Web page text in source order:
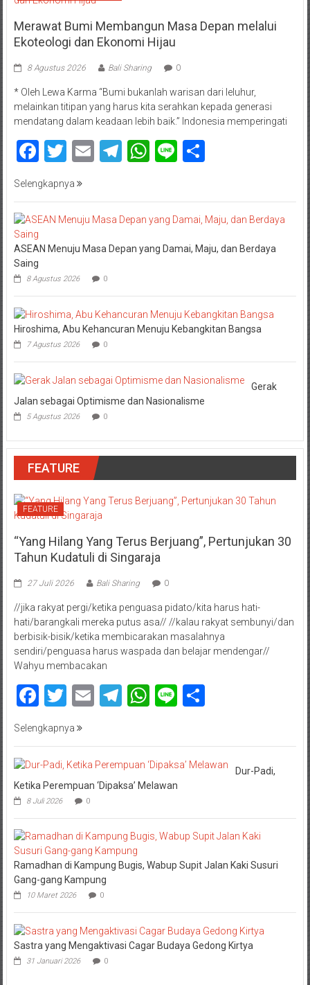
Merawat Bumi Membangun Masa Depan melalui
Ekoteologi dan Ekonomi Hijau
8 Agustus 2026 Bali Sharing 0
* Oleh Lewa Karma “Bumi bukanlah warisan dari leluhur,
melainkan titipan yang harus kita serahkan kepada generasi
mendatang dalam keadaan lebih baik.” Indonesia memperingati
Facebook
Twitter
EmailTelegram
WhatsApp
Line
Selengkapnya
ASEAN Menuju Masa Depan yang Damai, Maju, dan Berdaya
Saing
8 Agustus 2026 0
Hiroshima, Abu Kehancuran Menuju Kebangkitan Bangsa
7 Agustus 2026 0
Gerak
Jalan sebagai Optimisme dan Nasionalisme
5 Agustus 2026 0
FEATURE
FEATURE
“Yang Hilang Yang Terus Berjuang”, Pertunjukan 30
Tahun Kudatuli di Singaraja
27 Juli 2026 Bali Sharing 0
//jika rakyat pergi/ketika penguasa pidato/kita harus hati-
hati/barangkali mereka putus asa// //kalau rakyat sembunyi/dan
berbisik-bisik/ketika membicarakan masalahnya
sendiri/penguasa harus waspada dan belajar mendengar//
Wahyu membacakan
Facebook
Twitter
EmailTelegram
WhatsApp
LineShare
Selengkapnya
Dur-Padi,
Ketika Perempuan ‘Dipaksa’ Melawan
8 Juli 2026 0
Ramadhan di Kampung Bugis, Wabup Supit Jalan Kaki Susuri
Gang-gang Kampung
10 Maret 2026 0
Sastra yang Mengaktivasi Cagar Budaya Gedong Kirtya
31 Januari 2026 0